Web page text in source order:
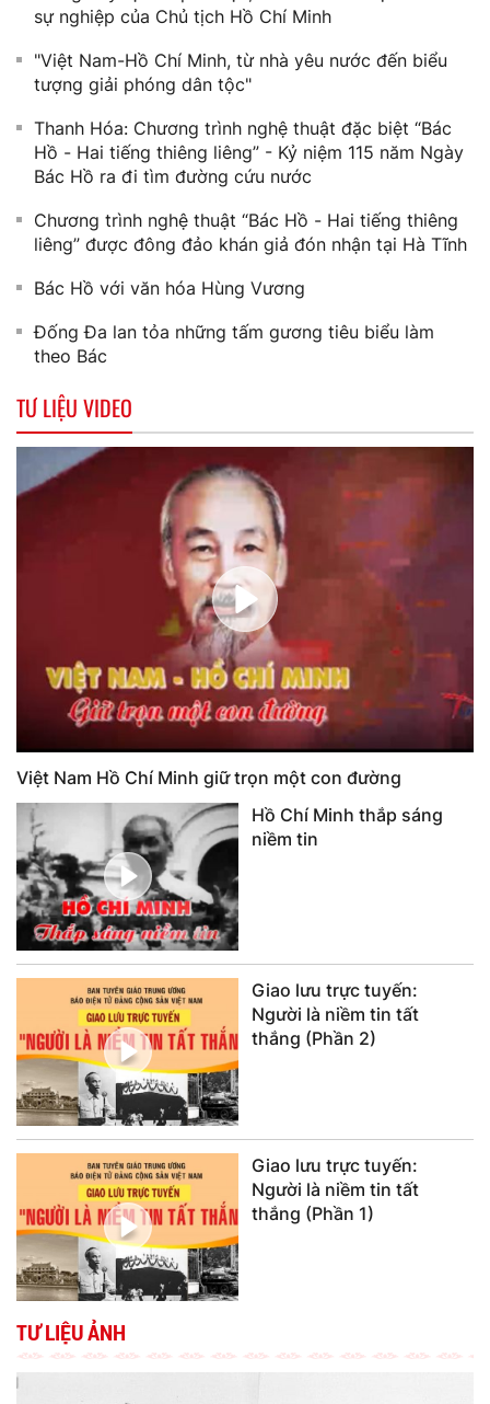
sự nghiệp của Chủ tịch Hồ Chí Minh
"Việt Nam-Hồ Chí Minh, từ nhà yêu nước đến biểu
tượng giải phóng dân tộc"
Thanh Hóa: Chương trình nghệ thuật đặc biệt “Bác
Hồ - Hai tiếng thiêng liêng” - Kỷ niệm 115 năm Ngày
Bác Hồ ra đi tìm đường cứu nước
Chương trình nghệ thuật “Bác Hồ - Hai tiếng thiêng
liêng” được đông đảo khán giả đón nhận tại Hà Tĩnh
Bác Hồ với văn hóa Hùng Vương
Đống Đa lan tỏa những tấm gương tiêu biểu làm
theo Bác
TƯ LIỆU VIDEO
Việt Nam Hồ Chí Minh giữ trọn một con đường
Hồ Chí Minh thắp sáng
niềm tin
Giao lưu trực tuyến:
Người là niềm tin tất
thắng (Phần 2)
Giao lưu trực tuyến:
Người là niềm tin tất
thắng (Phần 1)
TƯ LIỆU ẢNH